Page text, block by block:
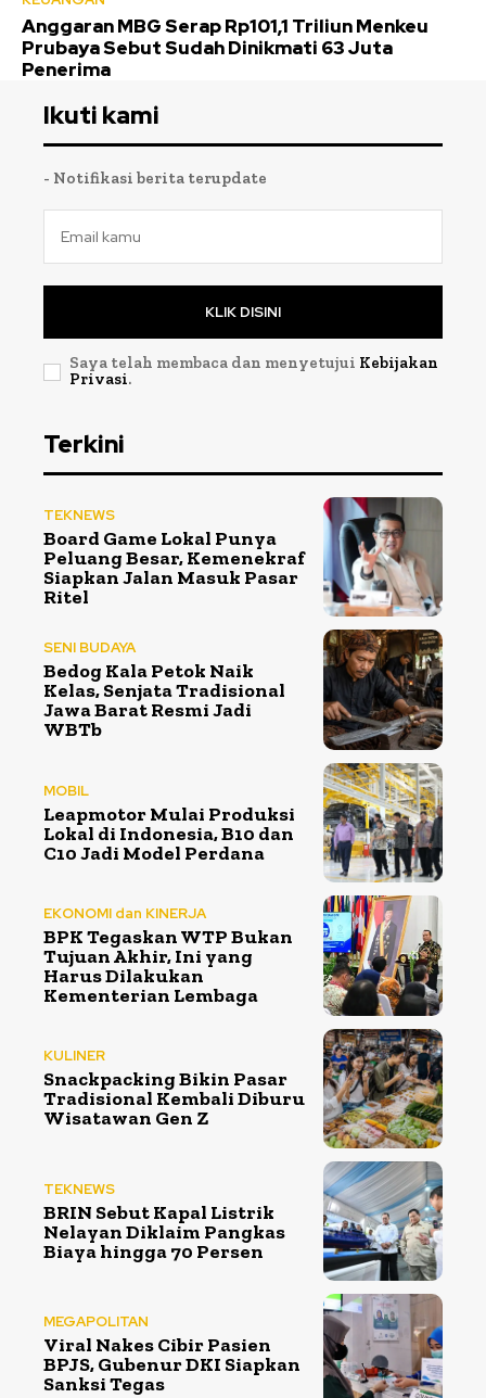
Anggaran MBG Serap Rp101,1 Triliun Menkeu
Prubaya Sebut Sudah Dinikmati 63 Juta
Penerima
Ikuti kami
- Notifikasi berita terupdate
KLIK DISINI
Saya telah membaca dan menyetujui Kebijakan
Privasi.
Terkini
TEKNEWS
Board Game Lokal Punya
Peluang Besar, Kemenekraf
Siapkan Jalan Masuk Pasar
Ritel
SENI BUDAYA
Bedog Kala Petok Naik
Kelas, Senjata Tradisional
Jawa Barat Resmi Jadi
WBTb
MOBIL
Leapmotor Mulai Produksi
Lokal di Indonesia, B10 dan
C10 Jadi Model Perdana
EKONOMI dan KINERJA
BPK Tegaskan WTP Bukan
Tujuan Akhir, Ini yang
Harus Dilakukan
Kementerian Lembaga
KULINER
Snackpacking Bikin Pasar
Tradisional Kembali Diburu
Wisatawan Gen Z
TEKNEWS
BRIN Sebut Kapal Listrik
Nelayan Diklaim Pangkas
Biaya hingga 70 Persen
MEGAPOLITAN
Viral Nakes Cibir Pasien
BPJS, Gubenur DKI Siapkan
Sanksi Tegas